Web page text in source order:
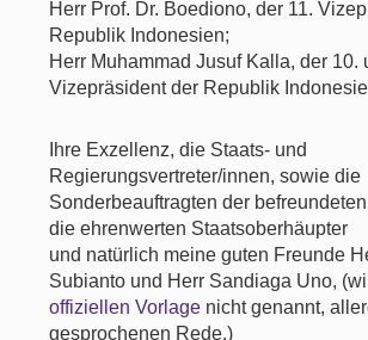
Herr Prof. Dr. Boediono, der 11.
Republik Indonesien;
Herr Muhammad Jusuf Kalla, der 10.
Vizepräsident der Republik
Ihre Exzellenz, die Staats- und
Regierungsvertreter/innen, sowie die
Sonderbeauftragten der
die ehrenwerten Staatsoberhäupter
und natürlich meine guten Freunde
Subianto und Herr Sandiaga Uno,
offiziellen Vorlage nicht genannt,
gesprochenen Rede.)